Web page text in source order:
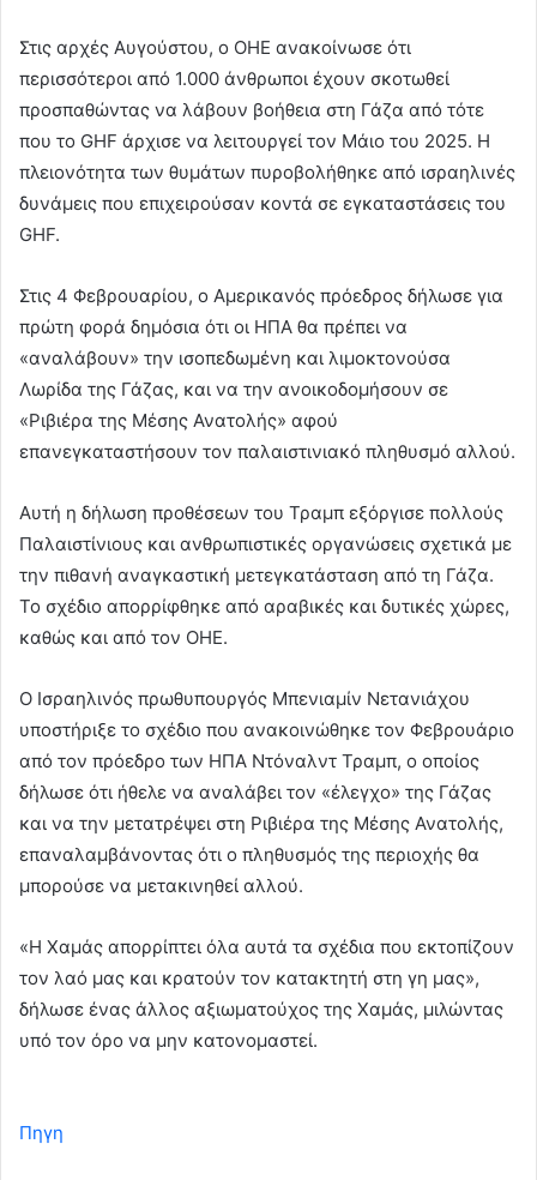
Στις αρχές Αυγούστου, ο ΟΗΕ ανακοίνωσε ότι
περισσότεροι από 1.000 άνθρωποι έχουν σκοτωθεί
προσπαθώντας να λάβουν βοήθεια στη Γάζα από τότε
που το GHF άρχισε να λειτουργεί τον Μάιο του 2025. Η
πλειονότητα των θυμάτων πυροβολήθηκε από ισραηλινές
δυνάμεις που επιχειρούσαν κοντά σε εγκαταστάσεις του
GHF.
Στις 4 Φεβρουαρίου, ο Αμερικανός πρόεδρος δήλωσε για
πρώτη φορά δημόσια ότι οι ΗΠΑ θα πρέπει να
«αναλάβουν» την ισοπεδωμένη και λιμοκτονούσα
Λωρίδα της Γάζας, και να την ανοικοδομήσουν σε
«Ριβιέρα της Μέσης Ανατολής» αφού
επανεγκαταστήσουν τον παλαιστινιακό πληθυσμό αλλού.
Αυτή η δήλωση προθέσεων του Τραμπ εξόργισε πολλούς
Παλαιστίνιους και ανθρωπιστικές οργανώσεις σχετικά με
την πιθανή αναγκαστική μετεγκατάσταση από τη Γάζα.
Το σχέδιο απορρίφθηκε από αραβικές και δυτικές χώρες,
καθώς και από τον ΟΗΕ.
Ο Ισραηλινός πρωθυπουργός Μπενιαμίν Νετανιάχου
υποστήριξε το σχέδιο που ανακοινώθηκε τον Φεβρουάριο
από τον πρόεδρο των ΗΠΑ Ντόναλντ Τραμπ, ο οποίος
δήλωσε ότι ήθελε να αναλάβει τον «έλεγχο» της Γάζας
και να την μετατρέψει στη Ριβιέρα της Μέσης Ανατολής,
επαναλαμβάνοντας ότι ο πληθυσμός της περιοχής θα
μπορούσε να μετακινηθεί αλλού.
«Η Χαμάς απορρίπτει όλα αυτά τα σχέδια που εκτοπίζουν
τον λαό μας και κρατούν τον κατακτητή στη γη μας»,
δήλωσε ένας άλλος αξιωματούχος της Χαμάς, μιλώντας
υπό τον όρο να μην κατονομαστεί.
Πηγη